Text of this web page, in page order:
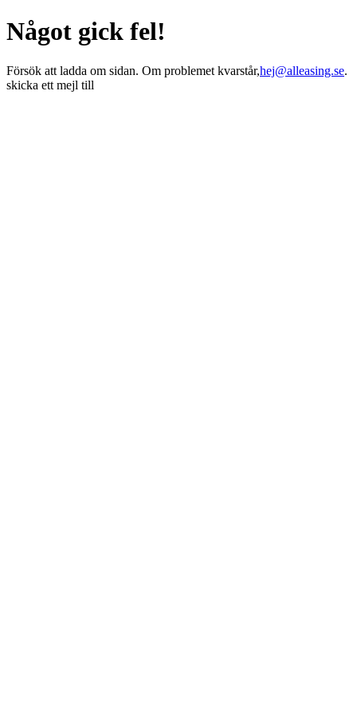
Något gick fel!
Försök att ladda om sidan. Om problemet kvarstår,hej@alleasing.se.
skicka ett mejl till